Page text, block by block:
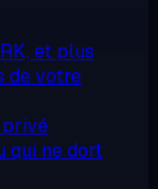
et plus
de votre
privé
qui ne dort